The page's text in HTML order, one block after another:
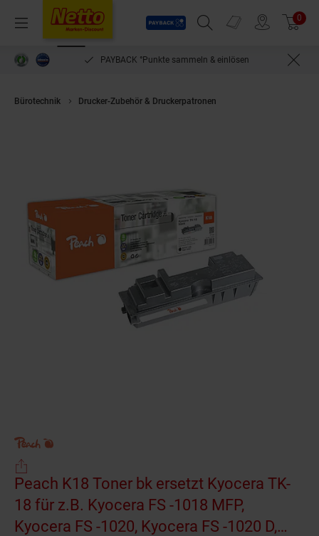
Menü
Payback
Suchfeld einblenden
Prospekte 0
PAYBACK °Punkte sammeln & einlösen
Bürotechnik Drucker-Zubehör & Druckerpatronen
Peach K18 Toner bk ersetzt Kyocera TK-
18 für z.B. Kyocera FS -1018 MFP,
Kyocera FS -1020, Kyocera FS -1020 D,